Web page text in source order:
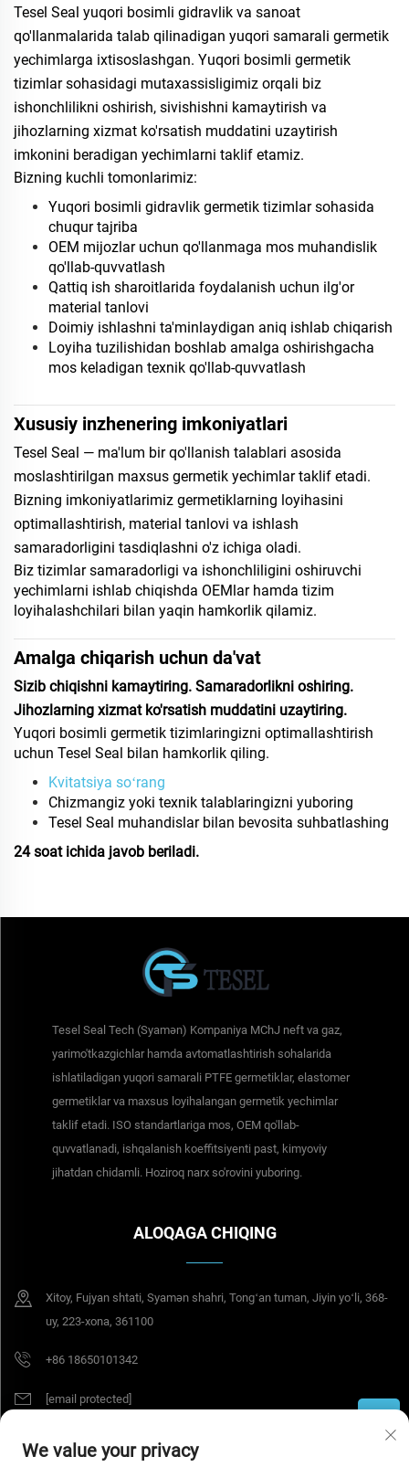
Tesel Seal yuqori bosimli gidravlik va sanoat
qo'llanmalarida talab qilinadigan yuqori samarali germetik
yechimlarga ixtisoslashgan. Yuqori bosimli germetik
tizimlar sohasidagi mutaxassisligimiz orqali biz
ishonchlilikni oshirish, sivishishni kamaytirish va
jihozlarning xizmat ko'rsatish muddatini uzaytirish
imkonini beradigan yechimlarni taklif etamiz.
Bizning kuchli tomonlarimiz:
Yuqori bosimli gidravlik germetik tizimlar sohasida
chuqur tajriba
OEM mijozlar uchun qo'llanmaga mos muhandislik
qo'llab-quvvatlash
Qattiq ish sharoitlarida foydalanish uchun ilg'or
material tanlovi
Doimiy ishlashni ta'minlaydigan aniq ishlab chiqarish
Loyiha tuzilishidan boshlab amalga oshirishgacha
mos keladigan texnik qo'llab-quvvatlash
Xususiy inzhenering imkoniyatlari
Tesel Seal — ma'lum bir qo'llanish talablari asosida
moslashtirilgan maxsus germetik yechimlar taklif etadi.
Bizning imkoniyatlarimiz germetiklarning loyihasini
optimallashtirish, material tanlovi va ishlash
samaradorligini tasdiqlashni o'z ichiga oladi.
Biz tizimlar samaradorligi va ishonchliligini oshiruvchi
yechimlarni ishlab chiqishda OEMlar hamda tizim
loyihalashchilari bilan yaqin hamkorlik qilamiz.
Amalga chiqarish uchun da'vat
Sizib chiqishni kamaytiring. Samaradorlikni oshiring.
Jihozlarning xizmat ko'rsatish muddatini uzaytiring.
Yuqori bosimli germetik tizimlaringizni optimallashtirish
uchun Tesel Seal bilan hamkorlik qiling.
Kvitatsiya soʻrang
Chizmangiz yoki texnik talablaringizni yuboring
Tesel Seal muhandislar bilan bevosita suhbatlashing
24 soat ichida javob beriladi.
Tesel Seal Tech (Syamən) Kompaniya MChJ neft va gaz,
yarimo'tkazgichlar hamda avtomatlashtirish sohalarida
ishlatiladigan yuqori samarali PTFE germetiklar, elastomer
germetiklar va maxsus loyihalangan germetik yechimlar
taklif etadi. ISO standartlariga mos, OEM qo'llab-
quvvatlanadi, ishqalanish koeffitsiyenti past, kimyoviy
jihatdan chidamli. Hoziroq narx so'rovini yuboring.
ALOQAGA CHIQING
Xitoy, Fujyan shtati, Syamən shahri, Tongʻan tuman, Jiyin yoʻli, 368-
uy, 223-xona, 361100
+86 18650101342
[email protected]
© 2026-yil Tesel Seal Tech (Syamən) Kompaniya MChJ. Barcha huquqlar
We value your privacy